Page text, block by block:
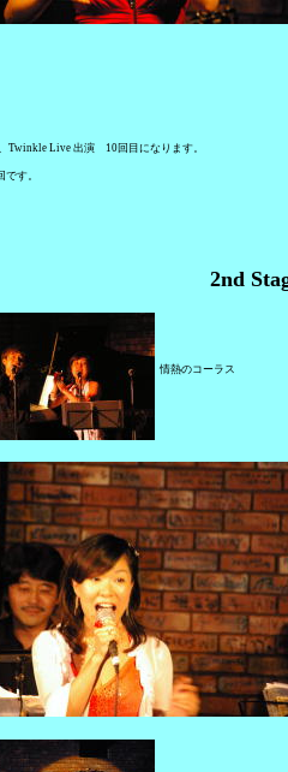
Twinkle Live 出演 10回目になります。
です。
2nd
情熱のコーラス